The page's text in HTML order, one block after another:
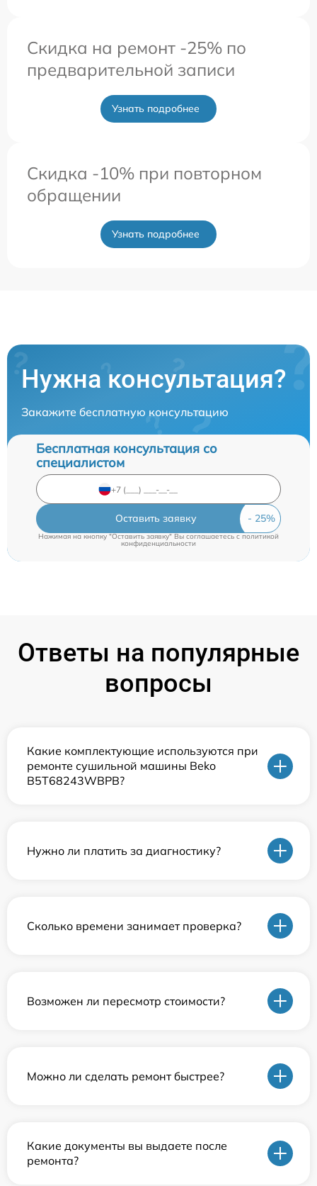
Скидка на ремонт -25% по
предварительной записи
Узнать подробнее
Скидка -10% при повторном
обращении
Узнать подробнее
Нужна консультация?
Закажите бесплатную консультацию
Бесплатная консультация со
специалистом
Оставить заявку
Нажимая на кнопку "Оставить заявку" Вы соглашаетесь cполитикой
конфиденциальности
Ответы на популярные
вопросы
Какие комплектующие используются при
ремонте сушильной машины Beko
B5T68243WBPB?
Нужно ли платить за диагностику?
Сколько времени занимает проверка?
Возможен ли пересмотр стоимости?
Можно ли сделать ремонт быстрее?
Какие документы вы выдаете после
ремонта?